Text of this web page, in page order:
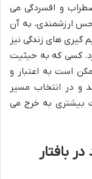
و افسردگی می
حس ارزشمندی، به آن
های زندگی نیز
کسی که به حیثیت
است به اعتبار و
و در انتخاب مسیر
بیشتری به خرج می
بافتار